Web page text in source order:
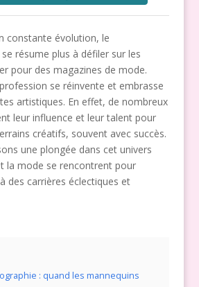
constante évolution, le
résume plus à défiler sur les
pour des magazines de mode.
se réinvente et embrasse
artistiques. En effet, de nombreux
leur influence et leur talent pour
créatifs, souvent avec succès.
une plongée dans cet univers
la mode se rencontrent pour
des carrières éclectiques et
: quand les mannequins